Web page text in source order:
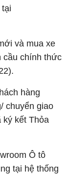
và mua xe
cầu chính thức
hàng
chuyển giao
ký kết Thỏa
Ô tô
tại hệ thống